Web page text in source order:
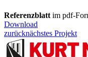
Referenzblatt im pdf-
Download
zurücknächstes Projekt